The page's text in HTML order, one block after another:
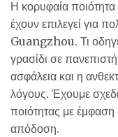
Η κορυφαία ποιότητα
έχουν επιλεγεί για
Guangzhou. Τι
γρασίδι σε
ασφάλεια και η
λόγους. Έχουμε
ποιότητας με έμφαση
απόδοση.